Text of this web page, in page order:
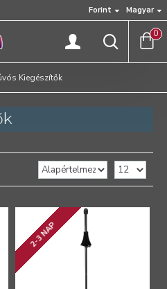
Forint Magyar
0
Kiegészítők
2-3 NAP